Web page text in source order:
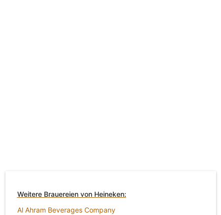
Weitere Brauereien von Heineken:
Al Ahram Beverages Company